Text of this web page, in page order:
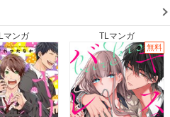
2009年夏
2009年秋
2008年夏
2008年秋
2007年夏
2007年秋
2006年夏
2006年秋
2005年夏
2005年秋
2004年夏
2004年秋
マンガ TLマンガ
無料